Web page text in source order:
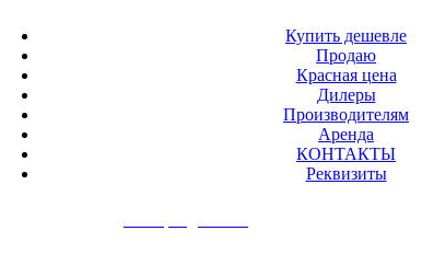
Купить дешевле
Продаю
Красная цена
Дилеры
Производителям
Аренда
КОНТАКТЫ
Реквизиты